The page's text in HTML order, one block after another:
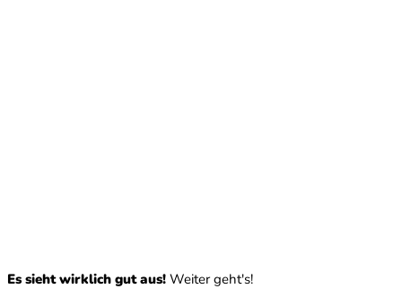
Es sieht wirklich gut aus! Weiter geht's!